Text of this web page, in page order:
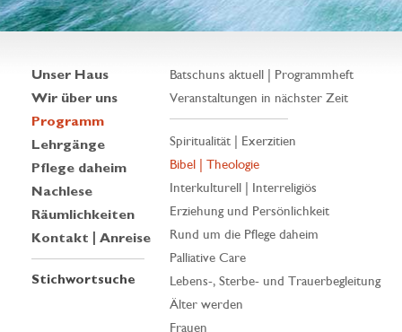
Unser Haus
Wir über uns
Programm
Lehrgänge
Pflege daheim
Nachlese
Räumlichkeiten
Kontakt | Anreise
Stichwortsuche
Batschuns aktuell | Programmheft
Veranstaltungen in nächster Zeit
Spiritualität | Exerzitien
Bibel | Theologie
Interkulturell | Interreligiös
Erziehung und Persönlichkeit
Rund um die Pflege daheim
Palliative Care
Lebens-, Sterbe- und Trauerbegleitung
Älter werden
Frauen